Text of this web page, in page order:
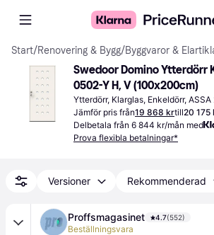
Start/Renovering & Bygg/Byggvaror &
Swedoor Domino Ytterdörr
0502-Y H, V (100x200cm)
Ytterdörr, Klarglas, Enkeldörr,
Jämför pris från19 868 krtill20 175
Delbetala från 6 844 kr/mån med
Prova flexibla betalningar*
Versioner Rekommenderad
Proffsmagasinet 4.7(552)
Beställningsvara